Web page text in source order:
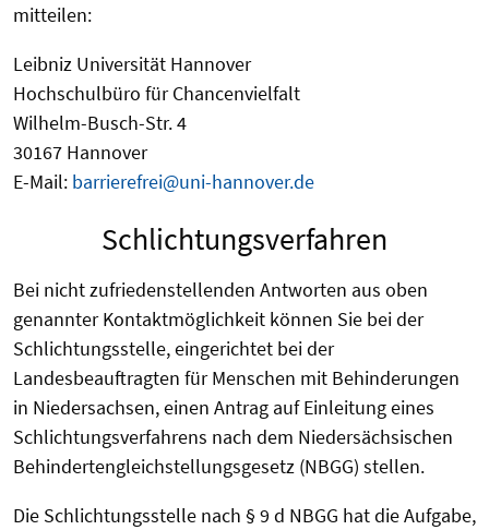
mitteilen:
Leibniz Universität Hannover
Hochschulbüro für Chancenvielfalt
Wilhelm-Busch-Str. 4
30167 Hannover
E-Mail: barrierefrei@uni-hannover.de
Schlichtungsverfahren
Bei nicht zufriedenstellenden Antworten aus oben
genannter Kontaktmöglichkeit können Sie bei der
Schlichtungsstelle, eingerichtet bei der
Landesbeauftragten für Menschen mit Behinderungen
in Niedersachsen, einen Antrag auf Einleitung eines
Schlichtungsverfahrens nach dem Niedersächsischen
Behindertengleichstellungsgesetz (NBGG) stellen.
Die Schlichtungsstelle nach § 9 d NBGG hat die Aufgabe,